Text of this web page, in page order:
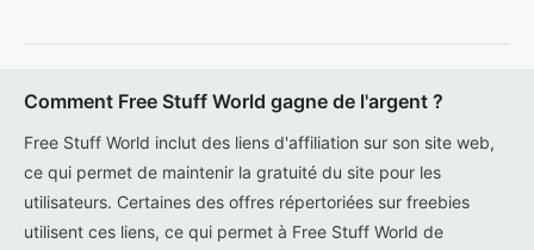
Comment Free Stuff World gagne de l'argent ?
Free Stuff World inclut des liens d'affiliation sur son site web,
ce qui permet de maintenir la gratuité du site pour les
utilisateurs. Certaines des offres répertoriées sur freebies
utilisent ces liens, ce qui permet à Free Stuff World de